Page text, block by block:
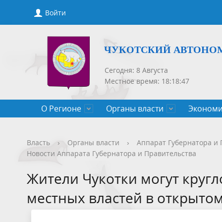
Войти
ЧУКОТСКИЙ
Сегодня: 8 Августа
Местное время: 18:18:47
О Регионе
Общие сведения
Органы власти
Губернатор
Государственные программы
Чукотского АО
Защита населения от ЧС
Нормативно-правовые акты Проекты
Новости Новости
Чукотского АО
Конкурсы, сведения о вакантных
должностях
Порядок
Порядок рассмотрения обращений
Порядок
приемов
Власть › Органы власти › Аппарат Губернатора и
Новости Аппарата Губернатора и Правительства
Жители Чукотки могут
местных властей в